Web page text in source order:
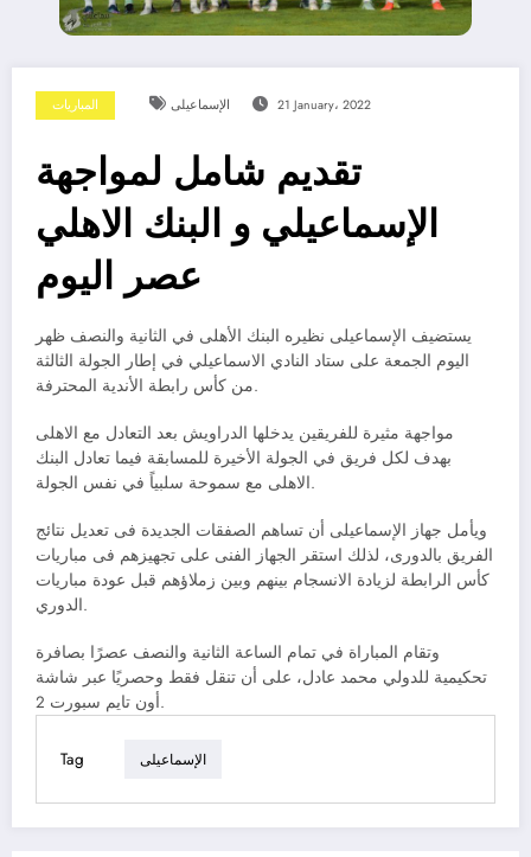
المباريات الإسماعيلى 21 January، 2022
تقديم شامل لمواجهة
الإسماعيلي و البنك الاهلي
عصر اليوم
يستضيف الإسماعيلى نظيره البنك الأهلى في الثانية والنصف ظهر
اليوم الجمعة على ستاد النادي الاسماعيلي في إطار الجولة الثالثة
من كأس رابطة الأندية المحترفة.
مواجهة مثيرة للفريقين يدخلها الدراويش بعد التعادل مع الاهلى
بهدف لكل فريق في الجولة الأخيرة للمسابقة فيما تعادل البنك
الاهلى مع سموحة سلبياً في نفس الجولة.
ويأمل جهاز الإسماعيلى أن تساهم الصفقات الجديدة فى تعديل نتائج
الفريق بالدورى، لذلك استقر الجهاز الفنى على تجهيزهم فى مباريات
كأس الرابطة لزيادة الانسجام بينهم وبين زملاؤهم قبل عودة مباريات
الدوري.
وتقام المباراة في تمام الساعة الثانية والنصف عصرًا بصافرة
تحكيمية للدولي محمد عادل، على أن تنقل فقط وحصريًا عبر شاشة
أون تايم سبورت 2.
Tag الإسماعيلى